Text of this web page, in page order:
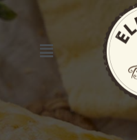
saltar
al
contenidoMenú